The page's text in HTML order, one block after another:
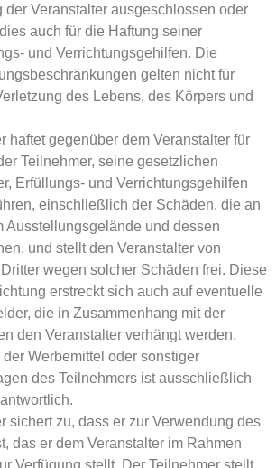
der Veranstalter ausgeschlossen oder
auch für die Haftung seiner
und Verrichtungsgehilfen. Die
gelten nicht für
des Lebens, des Körpers und
haftet gegenüber dem Veranstalter für
Teilnehmer, seine gesetzlichen
Erfüllungs- und Verrichtungsgehilfen
einschließlich der Schäden, die an
Ausstellungsgelände und dessen
und stellt den Veranstalter von
wegen solcher Schäden frei. Diese
erstreckt sich auch auf eventuelle
die in Zusammenhang mit der
den Veranstalter verhängt werden.
Werbemittel oder sonstiger
des Teilnehmers ist ausschließlich
sichert zu, dass er zur Verwendung des
das er dem Veranstalter im Rahmen
Verfügung stellt. Der Teilnehmer stellt